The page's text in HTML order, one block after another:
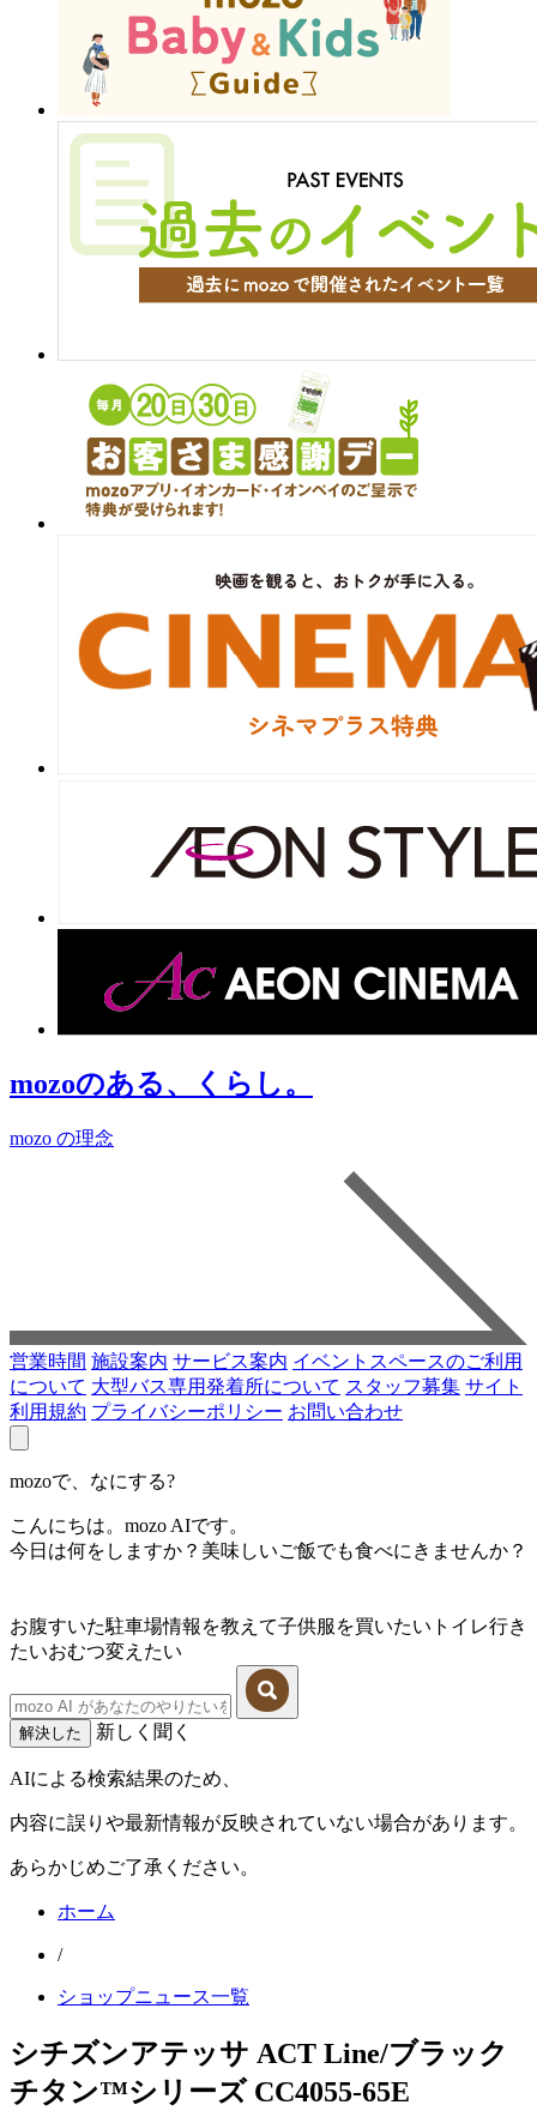
mozoのある、くらし。
mozo の理念
営業時間 施設案内 サービス案内 イベントスペースのご利用
について 大型バス専用発着所について スタッフ募集 サイト
利用規約 プライバシーポリシー お問い合わせ
mozoで、なにする?
こんにちは。mozo AIです。
今日は何をしますか？美味しいご飯でも食べにきませんか？
お腹すいた駐車場情報を教えて子供服を買いたい トイレ行き
たいおむつ変えたい
解決した 新しく聞く
AIによる検索結果のため、
内容に誤りや最新情報が反映されていない場合があります。
あらかじめご了承ください。
ホーム
/
ショップニュース一覧
シチズンアテッサ ACT Line/ブラック
チタン™シリーズ CC4055-65E